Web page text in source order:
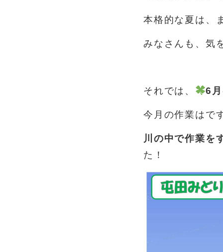
本格的な夏は、
みなさんも、気
それでは、 6
今月の作業はで
川の中で作業を
た！